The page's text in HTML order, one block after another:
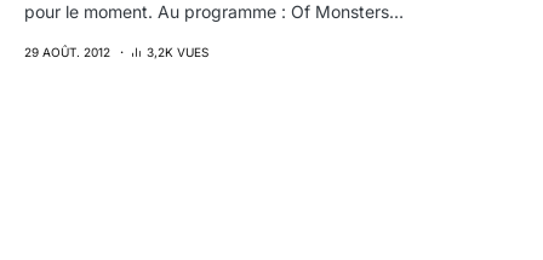
pour le moment. Au programme : Of Monsters…
29 AOÛT. 2012 3,2K VUES